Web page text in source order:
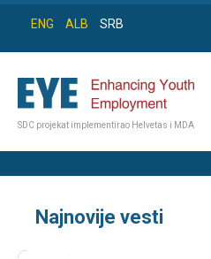
ENG ALB SRB
SDC projekat implementirao Helvetas i MDA
Najnovije vesti